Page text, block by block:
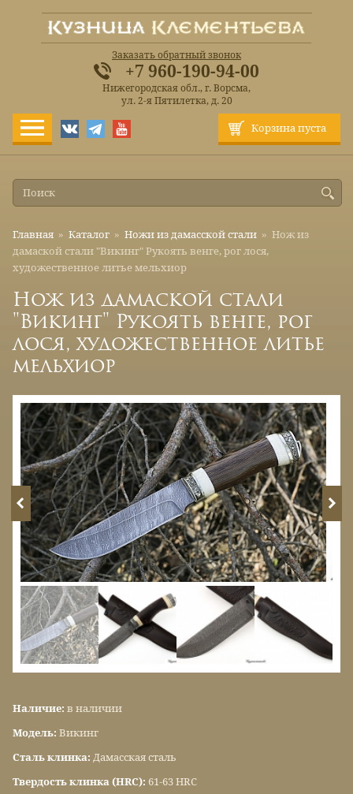
Корзина пуста
Заказать обратный звонок
+7 960-190-94-00
Нижегородская обл., г. Ворсма,
ул. 2-я Пятилетка, д. 20
Главная » Каталог » Ножи из дамасской стали » Нож из
дамаской стали "Викинг" Рукоять венге, рог лося,
художественное литье мельхиор
Нож из дамаской стали
"Викинг" Рукоять венге, рог
лося, художественное литье
мельхиор
Наличие: в наличии
Модель: Викинг
Сталь клинка: Дамасская сталь
Твердость клинка (HRC): 61-63 HRC